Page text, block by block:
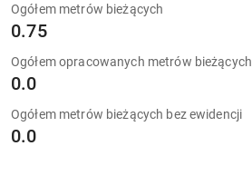
Ogółem metrów bieżących
0.75
Ogółem opracowanych metrów bieżących
0.0
Ogółem metrów bieżących bez ewidencji
0.0